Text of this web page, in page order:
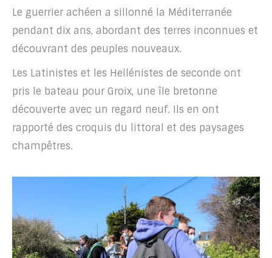
Le guerrier achéen a sillonné la Méditerranée
pendant dix ans, abordant des terres inconnues et
découvrant des peuples nouveaux.
Les Latinistes et les Hellénistes de seconde ont
pris le bateau pour Groix, une île bretonne
découverte avec un regard neuf. Ils en ont
rapporté des croquis du littoral et des paysages
champêtres.